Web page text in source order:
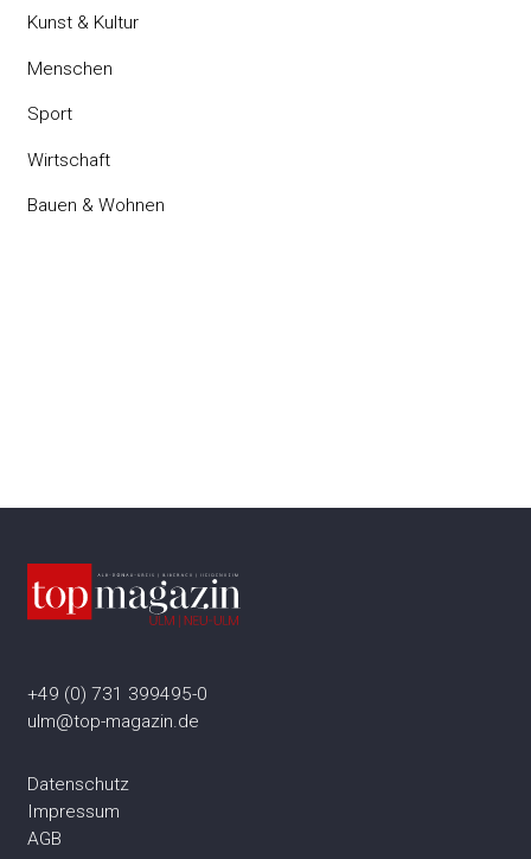
Kunst & Kultur
Menschen
Sport
Wirtschaft
Bauen & Wohnen
+49 (0) 731 399495-0
ulm@top-magazin.de
Datenschutz
Impressum
AGB